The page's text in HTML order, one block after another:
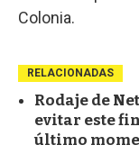
Colonia.
RELACIONADAS
Rodaje de
evitar este
último